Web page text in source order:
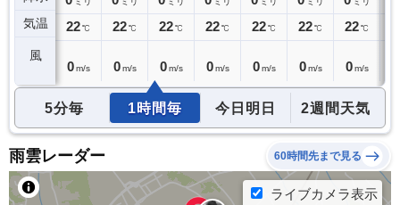
気温
風
22℃ 22℃
0 m/s
22℃
0 m/s
22℃
0 m/s
22℃
0 m/s
22℃
0 m/s
22℃
0 m/s
22℃
0 m/s
5分毎 1時間毎 今日明日 2週間天気
雨雲レーダー 60時間先まで見る